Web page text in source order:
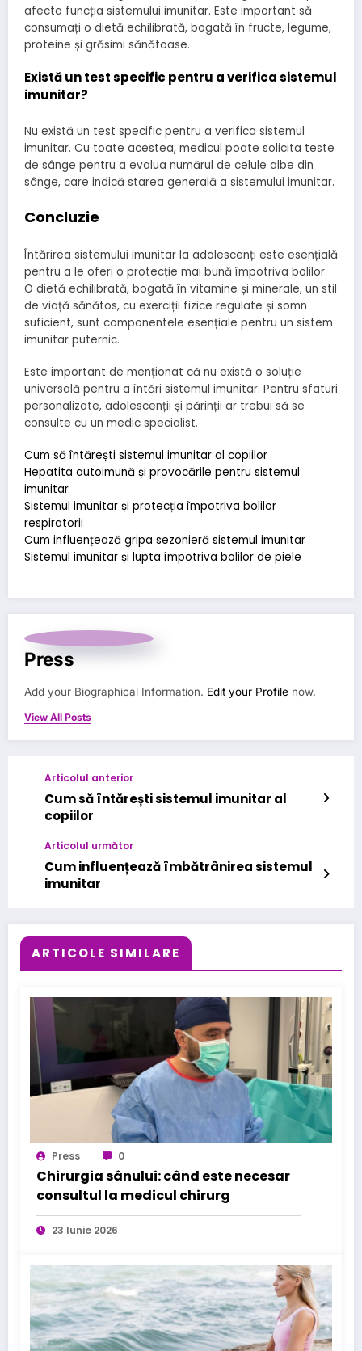
afecta funcția sistemului imunitar. Este important să
consumați o dietă echilibrată, bogată în fructe, legume,
proteine și grăsimi sănătoase.
Există un test specific pentru a verifica sistemul
imunitar?
Nu există un test specific pentru a verifica sistemul
imunitar. Cu toate acestea, medicul poate solicita teste
de sânge pentru a evalua numărul de celule albe din
sânge, care indică starea generală a sistemului imunitar.
Concluzie
Întărirea sistemului imunitar la adolescenți este esențială
pentru a le oferi o protecție mai bună împotriva bolilor.
O dietă echilibrată, bogată în vitamine și minerale, un stil
de viață sănătos, cu exerciții fizice regulate și somn
suficient, sunt componentele esențiale pentru un sistem
imunitar puternic.
Este important de menționat că nu există o soluție
universală pentru a întări sistemul imunitar. Pentru sfaturi
personalizate, adolescenții și părinții ar trebui să se
consulte cu un medic specialist.
Cum să întărești sistemul imunitar al copiilor
Hepatita autoimună și provocările pentru sistemul
imunitar
Sistemul imunitar și protecția împotriva bolilor
respiratorii
Cum influențează gripa sezonieră sistemul imunitar
Sistemul imunitar și lupta împotriva bolilor de piele
Press
Add your Biographical Information. Edit your Profile now.
View All Posts
Articolul anterior
Cum să întărești sistemul imunitar al
copiilor
Articolul următor
Cum influențează îmbătrânirea sistemul
imunitar
ARTICOLE SIMILARE
Press 0
Chirurgia sânului: când este necesar
consultul la medicul chirurg
23 Iunie 2026